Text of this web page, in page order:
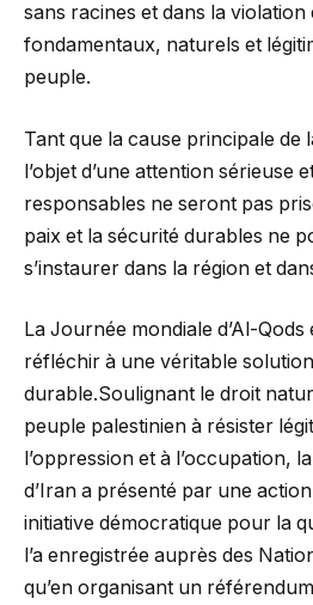
sans racines et dans la violation
fondamentaux, naturels et
peuple.
Tant que la cause principale de
l’objet d’une attention sérieuse
responsables ne seront pas
paix et la sécurité durables ne
s’instaurer dans la région et
La Journée mondiale d’Al-Qods
réfléchir à une véritable
durable.Soulignant le droit
peuple palestinien à résister
l’oppression et à l’occupation,
d’Iran a présenté par une
initiative démocratique pour la
l’a enregistrée auprès des
qu’en organisant un référendum